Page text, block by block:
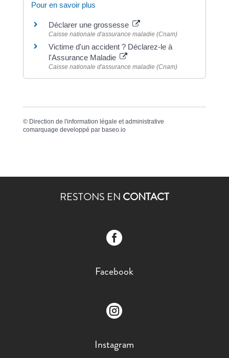
Pour en savoir plus
Déclarer une grossesse
Caisse nationale d'assurance maladie (Cnam)
Victime d'un accident ? Déclarez-le à
l'Assurance Maladie
Caisse nationale d'assurance maladie (Cnam)
© Direction de l'information légale et administrative
comarquage developpé par baseo.io
RESTONS EN CONTACT

Facebook

Instagram